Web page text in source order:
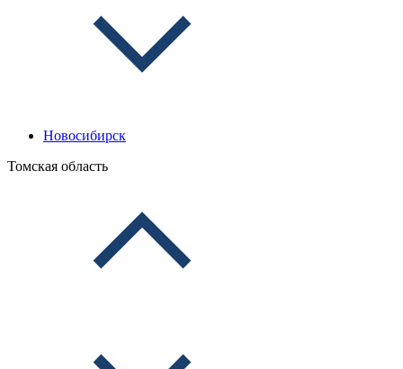
Новосибирск
Томская область